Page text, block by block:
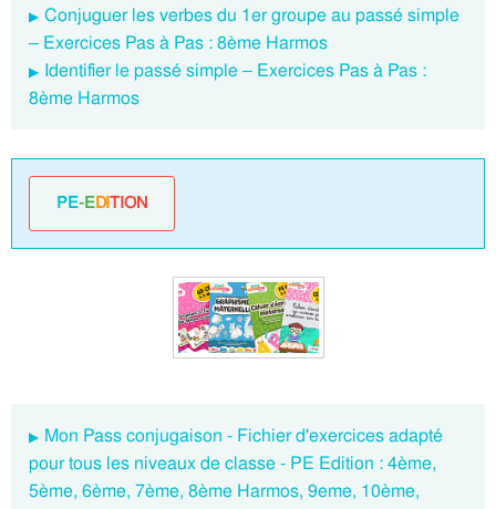
Conjuguer les verbes du 1er groupe au passé simple
– Exercices Pas à Pas : 8ème Harmos
Identifier le passé simple – Exercices Pas à Pas :
8ème Harmos
PE-EDITION
Mon Pass conjugaison - Fichier d'exercices adapté
pour tous les niveaux de classe - PE Edition : 4ème,
5ème, 6ème, 7ème, 8ème Harmos, 9eme, 10ème,